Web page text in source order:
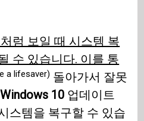
럼 보일 때 시스템 복
수 있습니다. 이를 통
a lifesaver) 돌아가서 잘못
Windows 10 업데이트
스템을 복구할 수 있습